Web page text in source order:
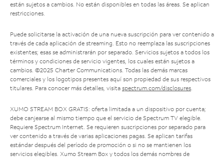
están sujetos a cambios. No están disponibles en todas las áreas. Se aplican
restricciones.
Puede solicitarse la activación de una nueva suscripción para ver contenido a
través de cada aplicación de streaming. Esto no reemplaza las suscripciones
existentes; esas se administrarán por separado. Servicios sujetos a todos los
términos y condiciones de servicio vigentes, los cuales están sujetos a
cambios. ©2025 Charter Communications. Todas las demás marcas
comerciales y los logotipos presentes aquí son propiedad de sus respectivos
titulares. Para conocer más detalles, visita spectrum.com/disclosures.
XUMO STREAM BOX GRATIS: oferta limitada a un dispositivo por cuenta;
debe canjearse al mismo tiempo que el servicio de Spectrum TV elegible.
Requiere Spectrum Internet. Se requieren suscripciones por separado para
ver contenido a través de varias aplicaciones pagas. Se aplican tarifas
estándar después del período de promoción o si no se mantienen los
servicios elegibles. Xumo Stream Box y todos los demás nombres de